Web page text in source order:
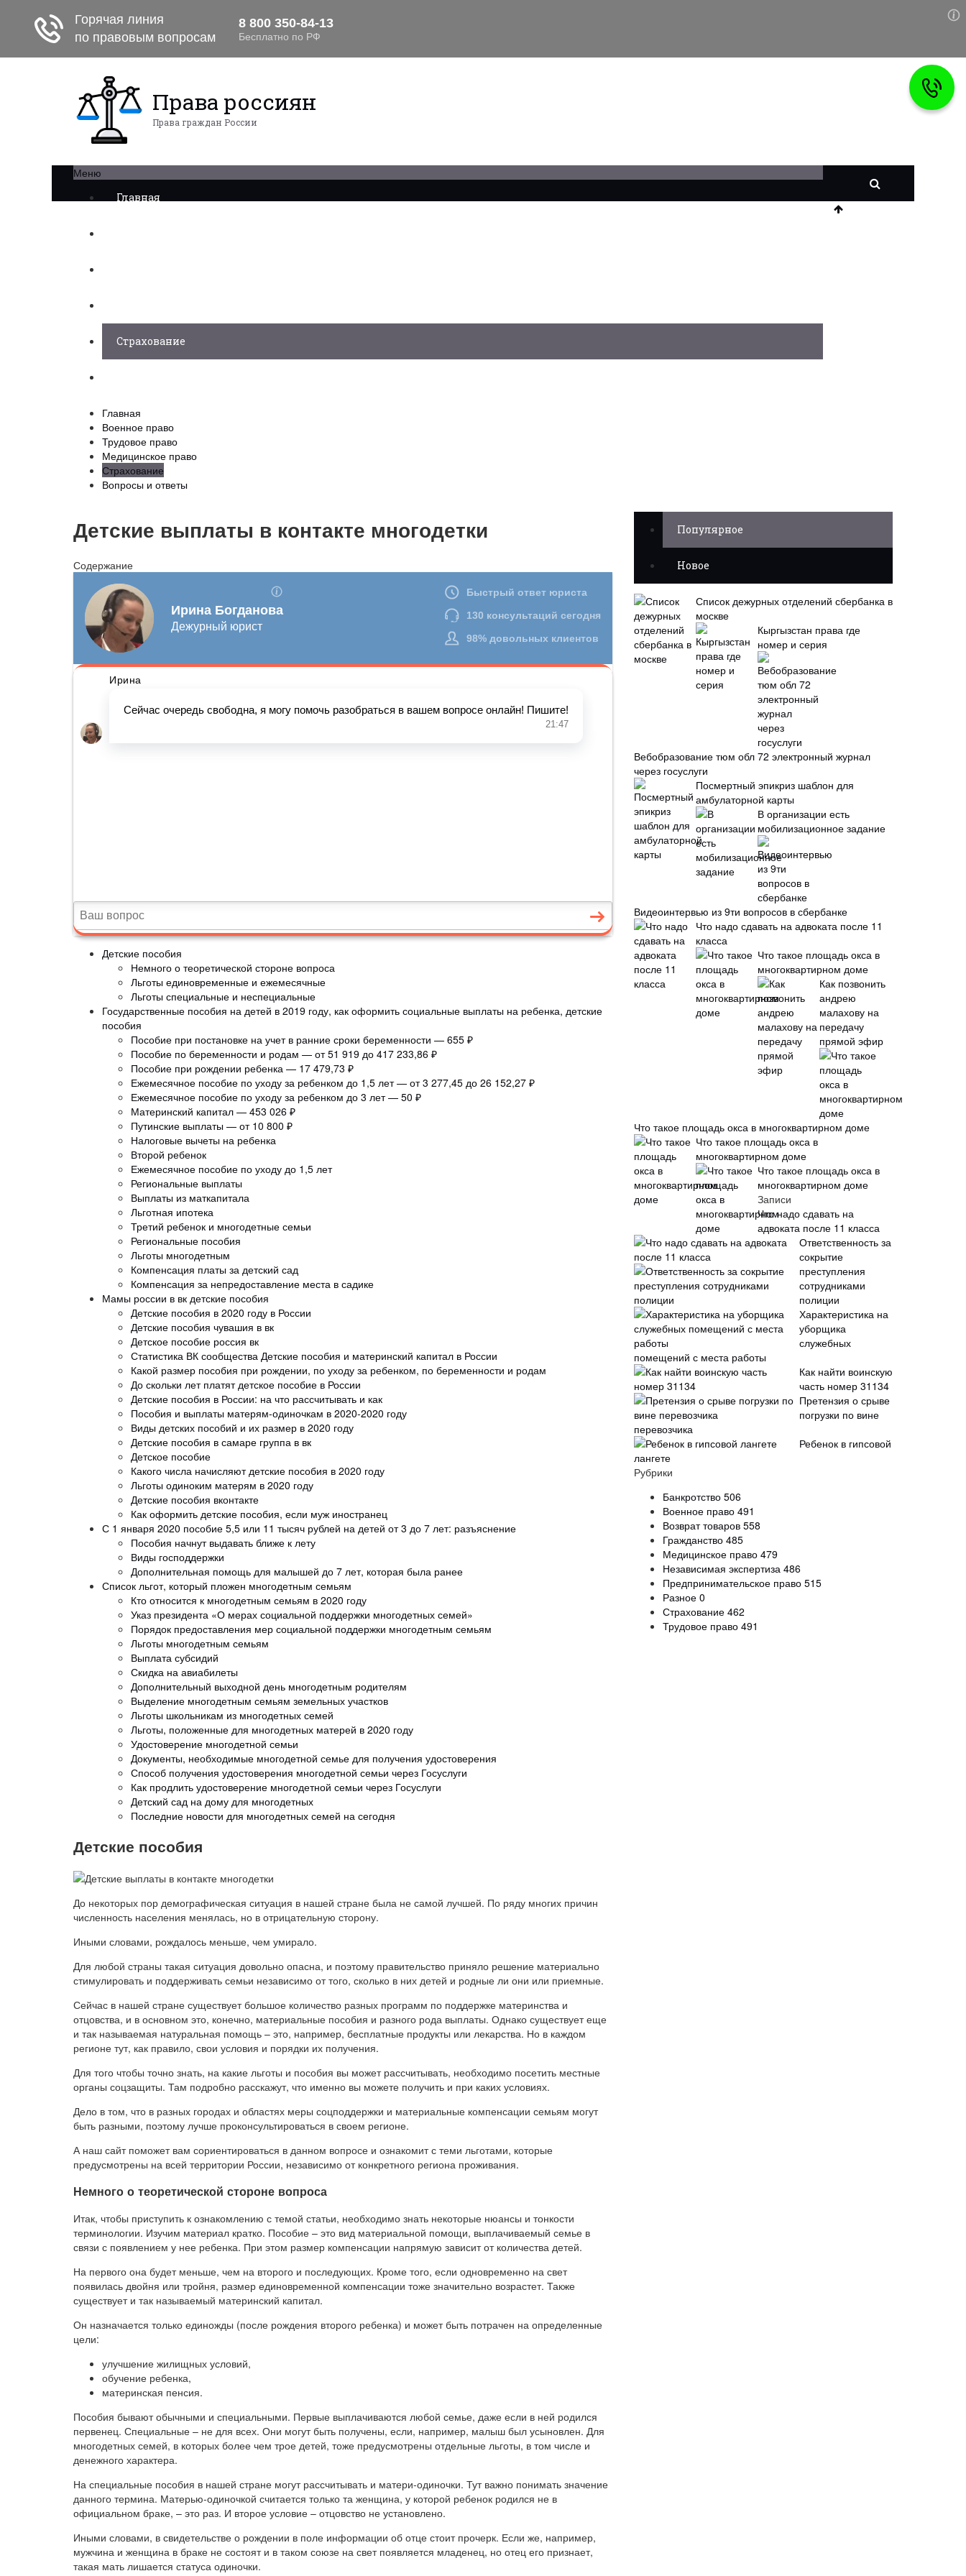
Права россиян
Права граждан России
Меню
Главная
Страхование
Главная
Военное право
Трудовое право
Медицинское право
Страхование
Вопросы и ответы
Детские выплаты в контакте многодетки
Содержание
Детские пособия
Немного о теоретической стороне вопроса
Льготы единовременные и ежемесячные
Льготы специальные и неспециальные
Государственные пособия на детей в 2019 году, как оформить социальные выплаты на ребенка, детские
пособия
Пособие при постановке на учет в ранние сроки беременности — 655 ₽
Пособие по беременности и родам — от 51 919 до 417 233,86 ₽
Пособие при рождении ребенка — 17 479,73 ₽
Ежемесячное пособие по уходу за ребенком до 1,5 лет — от 3 277,45 до 26 152,27 ₽
Ежемесячное пособие по уходу за ребенком до 3 лет — 50 ₽
Материнский капитал — 453 026 ₽
Путинские выплаты — от 10 800 ₽
Налоговые вычеты на ребенка
Второй ребенок
Ежемесячное пособие по уходу до 1,5 лет
Региональные выплаты
Выплаты из маткапитала
Льготная ипотека
Третий ребенок и многодетные семьи
Региональные пособия
Льготы многодетным
Компенсация платы за детский сад
Компенсация за непредоставление места в садике
Мамы россии в вк детские пособия
Детские пособия в 2020 году в России
Детские пособия чувашия в вк
Детское пособие россия вк
Статистика ВК сообщества Детские пособия и материнский капитал в России
Какой размер пособия при рождении, по уходу за ребенком, по беременности и родам
До скольки лет платят детское пособие в России
Детские пособия в России: на что рассчитывать и как
Пособия и выплаты матерям-одиночкам в 2020-2020 году
Виды детских пособий и их размер в 2020 году
Детские пособия в самаре группа в вк
Детское пособие
Какого числа начисляют детские пособия в 2020 году
Льготы одиноким матерям в 2020 году
Детские пособия вконтакте
Как оформить детские пособия, если муж иностранец
С 1 января 2020 пособие 5,5 или 11 тысяч рублей на детей от 3 до 7 лет: разъяснение
Пособия начнут выдавать ближе к лету
Виды господдержки
Дополнительная помощь для малышей до 7 лет, которая была ранее
Список льгот, который пложен многодетным семьям
Кто относится к многодетным семьям в 2020 году
Указ президента «О мерах социальной поддержки многодетных семей»
Порядок предоставления мер социальной поддержки многодетным семьям
Льготы многодетным семьям
Выплата субсидий
Скидка на авиабилеты
Дополнительный выходной день многодетным родителям
Выделение многодетным семьям земельных участков
Льготы школьникам из многодетных семей
Льготы, положенные для многодетных матерей в 2020 году
Удостоверение многодетной семьи
Документы, необходимые многодетной семье для получения удостоверения
Способ получения удостоверения многодетной семьи через Госуслуги
Как продлить удостоверение многодетной семьи через Госуслуги
Детский сад на дому для многодетных
Последние новости для многодетных семей на сегодня
Детские пособия
До некоторых пор демографическая ситуация в нашей стране была не самой лучшей. По ряду многих причин
численность населения менялась, но в отрицательную сторону.
Иными словами, рождалось меньше, чем умирало.
Для любой страны такая ситуация довольно опасна, и поэтому правительство приняло решение материально
стимулировать и поддерживать семьи независимо от того, сколько в них детей и родные ли они или приемные.
Сейчас в нашей стране существует большое количество разных программ по поддержке материнства и
отцовства, и в основном это, конечно, материальные пособия и разного рода выплаты. Однако существует еще
и так называемая натуральная помощь – это, например, бесплатные продукты или лекарства. Но в каждом
регионе тут, как правило, свои условия и порядки их получения.
Для того чтобы точно знать, на какие льготы и пособия вы может рассчитывать, необходимо посетить местные
органы соцзащиты. Там подробно расскажут, что именно вы можете получить и при каких условиях.
Дело в том, что в разных городах и областях меры соцподдержки и материальные компенсации семьям могут
быть разными, поэтому лучше проконсультироваться в своем регионе.
А наш сайт поможет вам сориентироваться в данном вопросе и ознакомит с теми льготами, которые
предусмотрены на всей территории России, независимо от конкретного региона проживания.
Немного о теоретической стороне вопроса
Итак, чтобы приступить к ознакомлению с темой статьи, необходимо знать некоторые нюансы и тонкости
терминологии. Изучим материал кратко. Пособие – это вид материальной помощи, выплачиваемый семье в
связи с появлением у нее ребенка. При этом размер компенсации напрямую зависит от количества детей.
На первого она будет меньше, чем на второго и последующих. Кроме того, если одновременно на свет
появилась двойня или тройня, размер единовременной компенсации тоже значительно возрастет. Также
существует и так называемый материнский капитал.
Он назначается только единожды (после рождения второго ребенка) и может быть потрачен на определенные
цели:
улучшение жилищных условий,
обучение ребенка,
материнская пенсия.
Пособия бывают обычными и специальными. Первые выплачиваются любой семье, даже если в ней родился
первенец. Специальные – не для всех. Они могут быть получены, если, например, малыш был усыновлен. Для
многодетных семей, в которых более чем трое детей, тоже предусмотрены отдельные льготы, в том числе и
денежного характера.
На специальные пособия в нашей стране могут рассчитывать и матери-одиночки. Тут важно понимать значение
данного термина. Матерью-одиночкой считается только та женщина, у которой ребенок родился не в
официальном браке, – это раз. И второе условие – отцовство не установлено.
Иными словами, в свидетельстве о рождении в поле информации об отце стоит прочерк. Если же, например,
мужчина и женщина в браке не состоят и в таком союзе на свет появляется младенец, но отец его признает,
такая мать лишается статуса одиночки.
Популярное
Новое
Список дежурных отделений сбербанка в
москве
Кыргызстан права где
номер и серия
Вебобразование тюм обл 72 электронный журнал
через госуслуги
Посмертный эпикриз шаблон для
амбулаторной карты
В организации есть
мобилизационное задание
Видеоинтервью из 9ти вопросов в сбербанке
Что надо сдавать на адвоката после 11
класса
Что такое площадь окса в
многоквартирном доме
Как позвонить
андрею
малахову на
передачу
прямой эфир
Что такое площадь окса в многоквартирном доме
Что такое площадь окса в
многоквартирном доме
Что такое площадь окса в
многоквартирном доме
Записи
Что надо сдавать на
адвоката после 11 класса
Ответственность за
сокрытие
преступления
сотрудниками
полиции
Характеристика на
уборщика
служебных
помещений с места работы
Как найти воинскую
часть номер 31134
Претензия о срыве
погрузки по вине
перевозчика
Ребенок в гипсовой
лангете
Рубрики
Банкротство 506
Военное право 491
Возврат товаров 558
Гражданство 485
Медицинское право 479
Независимая экспертиза 486
Предпринимательское право 515
Разное 0
Страхование 462
Трудовое право 491